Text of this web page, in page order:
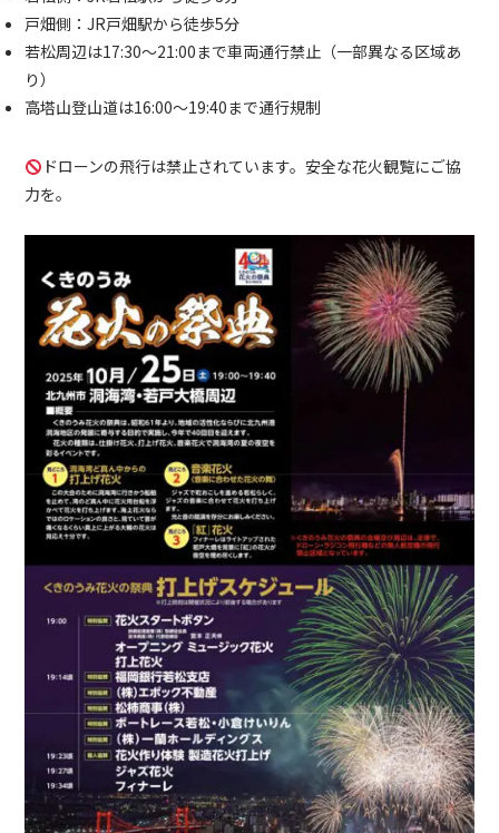
戸畑側：JR戸畑駅から徒歩5分
若松周辺は17:30〜21:00まで車両通行禁止（一部異なる区域あ
り）
高塔山登山道は16:00〜19:40まで通行規制
ドローンの飛行は禁止されています。安全な花火観覧にご協
力を。